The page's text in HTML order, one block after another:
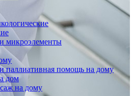
микроэлементы
паллиативная помощь на дому
дом
на дому